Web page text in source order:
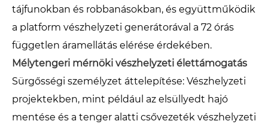
tájfunokban és robbanásokban, és együttműködik
a platform vészhelyzeti generátorával a 72 órás
független áramellátás elérése érdekében.
Mélytengeri mérnöki vészhelyzeti élettámogatás
Sürgősségi személyzet áttelepítése: Vészhelyzeti
projektekben, mint például az elsüllyedt hajó
mentése és a tenger alatti csővezeték vészhelyzeti